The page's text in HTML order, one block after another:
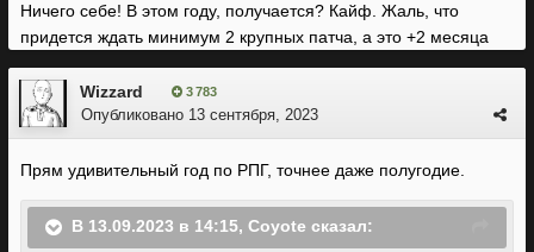
Ничего себе! В этом году, получается? Кайф. Жаль, что
придется ждать минимум 2 крупных патча, а это +2 месяца
Wizzard 3 783
Опубликовано 13 сентября, 2023
Прям удивительный год по РПГ, точнее даже полугодие.
В 13.09.2023 в 14:15, Coyote сказал: